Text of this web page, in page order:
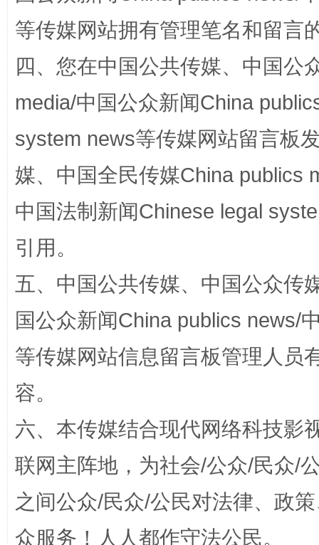
扯下公款旅游的“隐身衣” 如何以
“蜀中异人”王建安的艺术幻境
等传媒网站拥有管理笔名和留言
四、您在中国公共传媒、中国公
media/中国公众新闻China
system news等传媒网站留言板
媒、中国全民传媒China publics
中国法制新闻Chinese legal
引用。
五、中国公共传媒、中国公众传
国公众新闻China publics news/
等传媒网站信息留言板管理人员
容。
六、本传媒结合现代网络科技影
联网主阵地，为社会/公众/民众/
之间公众/民众/公民对法律、政
众服务！人人都作守法公民。